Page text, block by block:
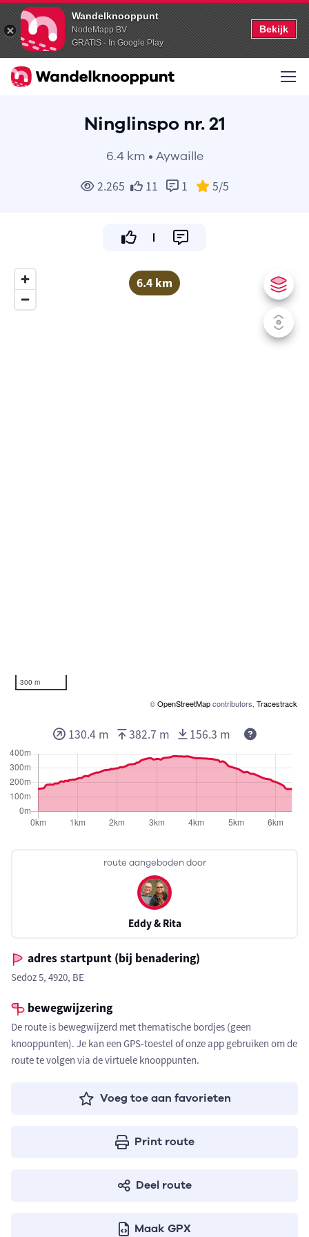
Wandelknooppunt
NodeMapp BV
GRATIS - In Google Play
Bekijk
Ninglinspo nr. 21
6.4 km • Aywaille
2.265 11 1 5/5
6.4 km
300 m
©OpenStreetMapcontributors, Tracestrack
route aangeboden door
Eddy & Rita
adres startpunt (bij benadering)
Sedoz 5, 4920, BE
bewegwijzering
De route is bewegwijzerd met thematische bordjes (geen
knooppunten). Je kan een GPS-toestel of onze app gebruiken om de
route te volgen via de virtuele knooppunten.
Voeg toe aan favorieten
Print route
Deel route
Maak GPX
130.4 m 382.7 m 156.3 m